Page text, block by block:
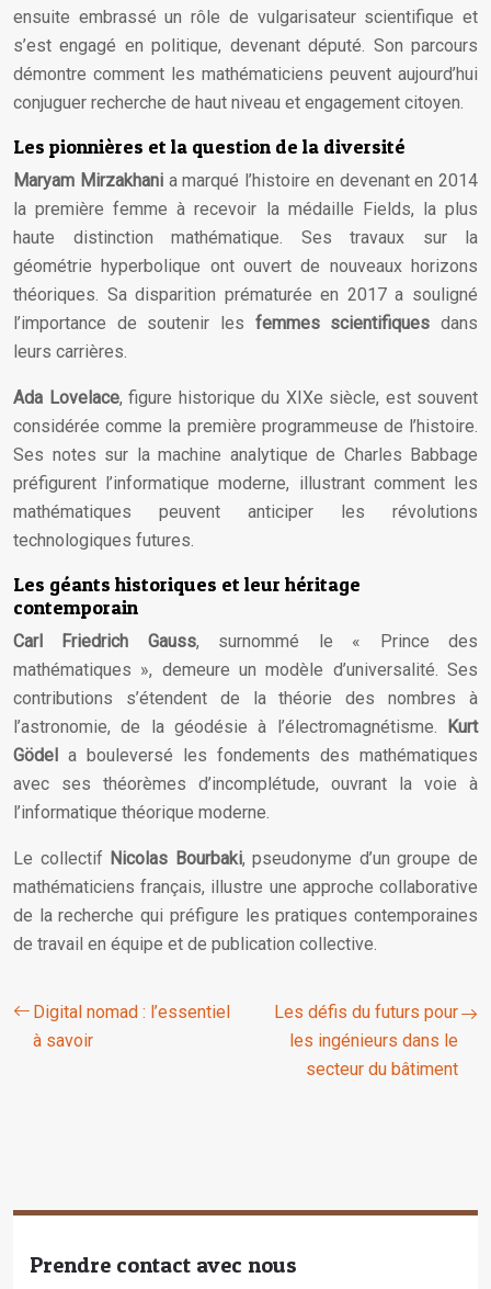
ensuite embrassé un rôle de vulgarisateur scientifique et
s’est engagé en politique, devenant député. Son parcours
démontre comment les mathématiciens peuvent aujourd’hui
conjuguer recherche de haut niveau et engagement citoyen.
Les pionnières et la question de la diversité
Maryam Mirzakhania marqué l’histoire en devenant en 2014
la première femme à recevoir la médaille Fields, la plus
haute distinction mathématique. Ses travaux sur la
géométrie hyperbolique ont ouvert de nouveaux horizons
théoriques. Sa disparition prématurée en 2017 a souligné
l’importance de soutenir les femmes scientifiques dans
leurs carrières.
Ada Lovelace, figure historique du XIXe siècle, est souvent
considérée comme la première programmeuse de l’histoire.
Ses notes sur la machine analytique de Charles Babbage
préfigurent l’informatique moderne, illustrant comment les
mathématiques peuvent anticiper les révolutions
technologiques futures.
Les géants historiques et leur héritage
contemporain
Carl Friedrich Gauss, surnommé le « Prince des
mathématiques », demeure un modèle d’universalité. Ses
contributions s’étendent de la théorie des nombres à
l’astronomie, de la géodésie à l’électromagnétisme.
Kurt
Gödel a bouleversé les fondements des mathématiques
avec ses théorèmes d’incomplétude, ouvrant la voie à
l’informatique théorique moderne.
Le collectif Nicolas Bourbaki, pseudonyme d’un groupe de
mathématiciens français, illustre une approche collaborative
de la recherche qui préfigure les pratiques contemporaines
de travail en équipe et de publication collective.
Digital nomad : l’essentiel
à savoir
Les défis du futurs pour
les ingénieurs dans le
secteur du bâtiment
Prendre contact avec nous